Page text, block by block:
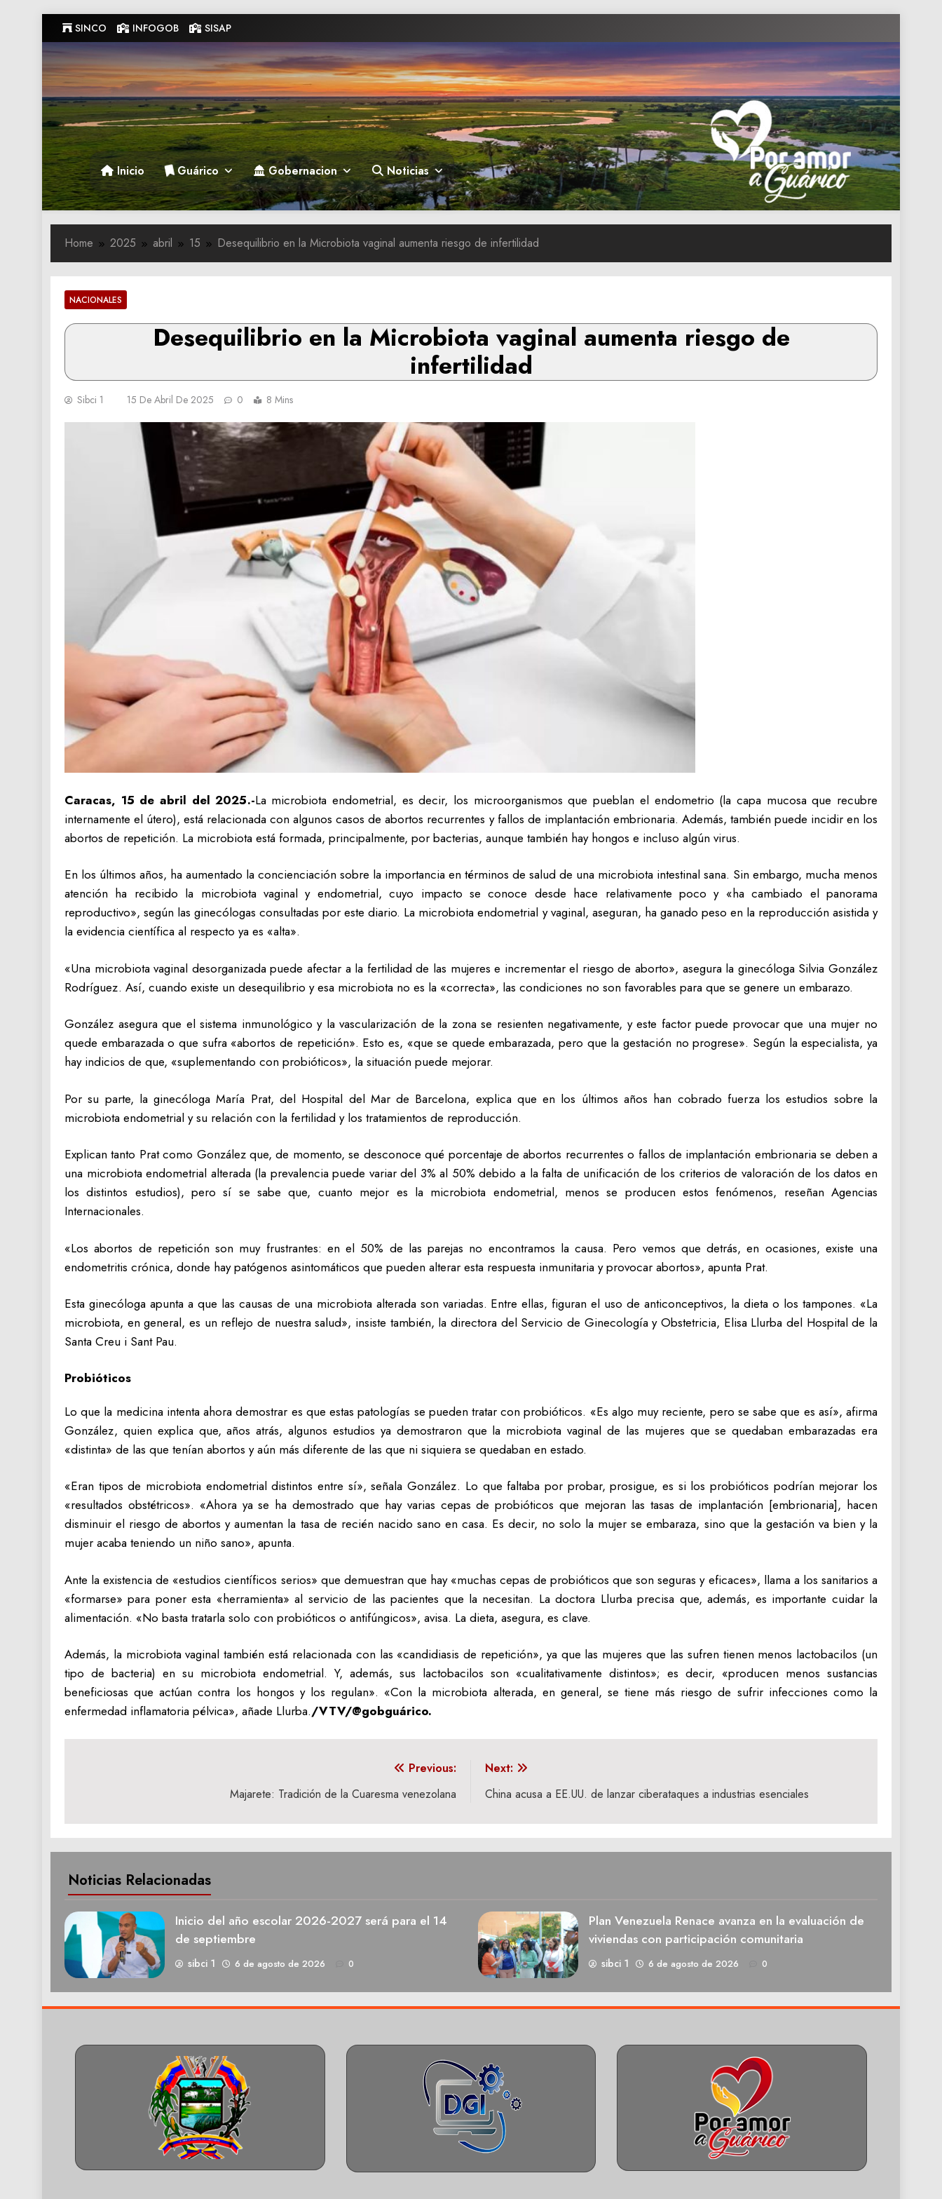
to
content
SINCO INFOGOB SISAP
Gobernacion de Guarico
Gobernacion de Guarico
Inicio Guárico Gobernacion Noticias
Home 2025 abril 15 Desequilibrio en la Microbiota vaginal aumenta riesgo de infertilidad
NACIONALES
Desequilibrio en la Microbiota vaginal aumenta riesgo de
infertilidad
Sibci 1 15 De Abril De 2025 0 8 Mins
Caracas, 15 de abril del 2025.-La microbiota endometrial, es decir, los microorganismos que pueblan el endometrio (la capa mucosa que recubre
internamente el útero), está relacionada con algunos casos de abortos recurrentes y fallos de implantación embrionaria. Además, también puede incidir en los
abortos de repetición. La microbiota está formada, principalmente, por bacterias, aunque también hay hongos e incluso algún virus.
En los últimos años, ha aumentado la concienciación sobre la importancia en términos de salud de una microbiota intestinal sana. Sin embargo, mucha menos
atención ha recibido la microbiota vaginal y endometrial, cuyo impacto se conoce desde hace relativamente poco y «ha cambiado el panorama
reproductivo», según las ginecólogas consultadas por este diario. La microbiota endometrial y vaginal, aseguran, ha ganado peso en la reproducción asistida y
la evidencia científica al respecto ya es «alta».
«Una microbiota vaginal desorganizada puede afectar a la fertilidad de las mujeres e incrementar el riesgo de aborto», asegura la ginecóloga Silvia González
Rodríguez. Así, cuando existe un desequilibrio y esa microbiota no es la «correcta», las condiciones no son favorables para que se genere un embarazo.
González asegura que el sistema inmunológico y la vascularización de la zona se resienten negativamente, y este factor puede provocar que una mujer no
quede embarazada o que sufra «abortos de repetición». Esto es, «que se quede embarazada, pero que la gestación no progrese». Según la especialista, ya
hay indicios de que, «suplementando con probióticos», la situación puede mejorar.
Por su parte, la ginecóloga María Prat, del Hospital del Mar de Barcelona, explica que en los últimos años han cobrado fuerza los estudios sobre la
microbiota endometrial y su relación con la fertilidad y los tratamientos de reproducción.
Explican tanto Prat como González que, de momento, se desconoce qué porcentaje de abortos recurrentes o fallos de implantación embrionaria se deben a
una microbiota endometrial alterada (la prevalencia puede variar del 3% al 50% debido a la falta de unificación de los criterios de valoración de los datos en
los distintos estudios), pero sí se sabe que, cuanto mejor es la microbiota endometrial, menos se producen estos fenómenos, reseñan Agencias
Internacionales.
«Los abortos de repetición son muy frustrantes: en el 50% de las parejas no encontramos la causa. Pero vemos que detrás, en ocasiones, existe una
endometritis crónica, donde hay patógenos asintomáticos que pueden alterar esta respuesta inmunitaria y provocar abortos», apunta Prat.
Esta ginecóloga apunta a que las causas de una microbiota alterada son variadas. Entre ellas, figuran el uso de anticonceptivos, la dieta o los tampones. «La
microbiota, en general, es un reflejo de nuestra salud», insiste también, la directora del Servicio de Ginecología y Obstetricia, Elisa Llurba del Hospital de la
Santa Creu i Sant Pau.
Probióticos
Lo que la medicina intenta ahora demostrar es que estas patologías se pueden tratar con probióticos. «Es algo muy reciente, pero se sabe que es así», afirma
González, quien explica que, años atrás, algunos estudios ya demostraron que la microbiota vaginal de las mujeres que se quedaban embarazadas era
«distinta» de las que tenían abortos y aún más diferente de las que ni siquiera se quedaban en estado.
«Eran tipos de microbiota endometrial distintos entre sí», señala González. Lo que faltaba por probar, prosigue, es si los probióticos podrían mejorar los
«resultados obstétricos». «Ahora ya se ha demostrado que hay varias cepas de probióticos que mejoran las tasas de implantación [embrionaria], hacen
disminuir el riesgo de abortos y aumentan la tasa de recién nacido sano en casa. Es decir, no solo la mujer se embaraza, sino que la gestación va bien y la
mujer acaba teniendo un niño sano», apunta.
Ante la existencia de «estudios científicos serios» que demuestran que hay «muchas cepas de probióticos que son seguras y eficaces», llama a los sanitarios a
«formarse» para poner esta «herramienta» al servicio de las pacientes que la necesitan. La doctora Llurba precisa que, además, es importante cuidar la
alimentación. «No basta tratarla solo con probióticos o antifúngicos», avisa. La dieta, asegura, es clave.
Además, la microbiota vaginal también está relacionada con las «candidiasis de repetición», ya que las mujeres que las sufren tienen menos lactobacilos (un
tipo de bacteria) en su microbiota endometrial. Y, además, sus lactobacilos son «cualitativamente distintos»; es decir, «producen menos sustancias
beneficiosas que actúan contra los hongos y los regulan». «Con la microbiota alterada, en general, se tiene más riesgo de sufrir infecciones como la
enfermedad inflamatoria pélvica», añade Llurba./VTV/@gobguárico.
entradas
Previous:
Majarete: Tradición de la Cuaresma venezolana
Next:
China acusa a EE.UU. de lanzar ciberataques a industrias esenciales
Noticias Relacionadas
Inicio del año escolar 2026-2027 será para el 14
de septiembre
sibci 1 6 de agosto de 2026 0
Plan Venezuela Renace avanza en la evaluación de
viviendas con participación comunitaria
sibci 1 6 de agosto de 2026 0